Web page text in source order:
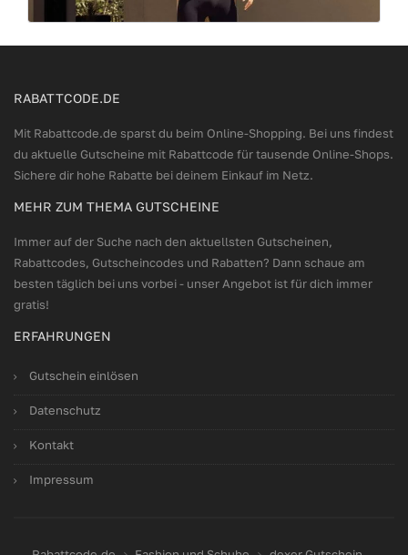
RABATTCODE.DE
Mit Rabattcode.de sparst du beim Online-Shopping. Bei uns findest
du aktuelle Gutscheine mit Rabattcode für tausende Online-Shops.
Sichere dir hohe Rabatte bei deinem Einkauf im Netz.
MEHR ZUM THEMA GUTSCHEINE
Immer auf der Suche nach den aktuellsten Gutscheinen,
Rabattcodes, Gutscheincodes und Rabatten? Dann schaue am
besten täglich bei uns vorbei - unser Angebot ist für dich immer
gratis!
ERFAHRUNGEN
Gutschein einlösen
Datenschutz
Kontakt
Impressum